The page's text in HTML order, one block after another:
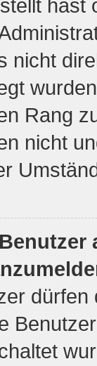
nicht
Rang
nicht